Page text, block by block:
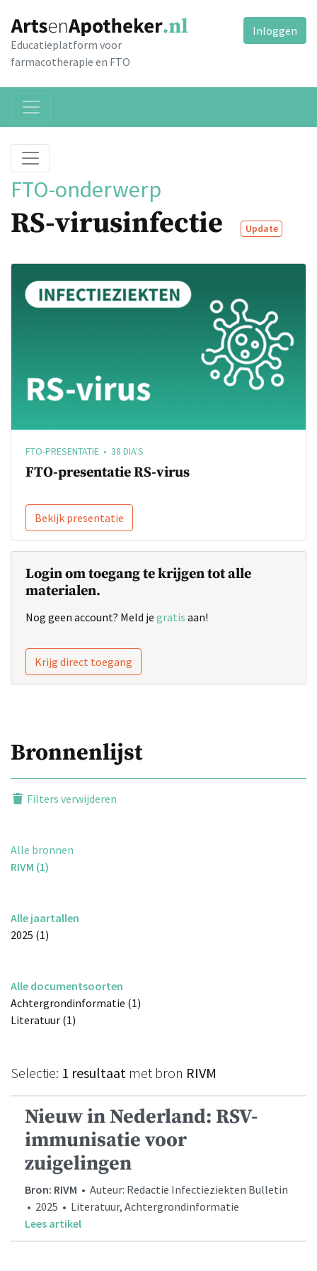
Educatieplatform voor
farmacotherapie en FTO
Inloggen
FTO-onderwerp
RS-virusinfectie Update
FTO-PRESENTATIE • 38 DIA'S
FTO-presentatie RS-virus
Bekijk presentatie
Login om toegang te krijgen tot alle
materialen.
Nog geen account? Meld je gratis aan!
Krijg direct toegang
Bronnenlijst
Filters verwijderen
Alle bronnen
RIVM (1)
Alle jaartallen
2025 (1)
Alle documentsoorten
Achtergrondinformatie (1)
Literatuur (1)
Selectie: 1 resultaat met bron RIVM
Nieuw in Nederland: RSV-
immunisatie voor
zuigelingen
Bron: RIVM • Auteur: Redactie Infectieziekten Bulletin
• 2025 • Literatuur, Achtergrondinformatie
Lees artikel